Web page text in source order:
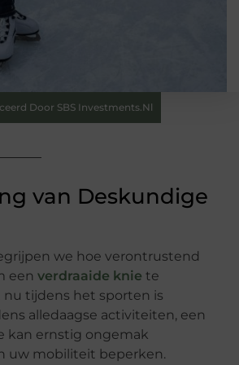
Door SBS Investments.nl
van Deskundige
we hoe verontrustend
een verdraaide knie te
nu tijdens het sporten is
alledaagse activiteiten, een
kan ernstig ongemak
uw mobiliteit beperken.